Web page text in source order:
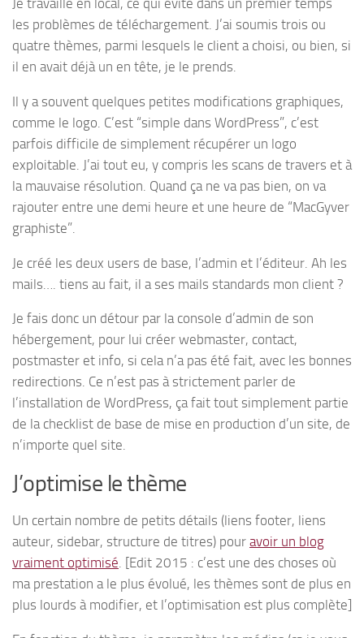
Je travaille en local, ce qui évite dans un premier temps
les problèmes de téléchargement. J’ai soumis trois ou
quatre thèmes, parmi lesquels le client a choisi, ou bien, si
il en avait déjà un en tête, je le prends.
Il y a souvent quelques petites modifications graphiques,
comme le logo. C’est “simple dans WordPress”, c’est
parfois difficile de simplement récupérer un logo
exploitable. J’ai tout eu, y compris les scans de travers et à
la mauvaise résolution. Quand ça ne va pas bien, on va
rajouter entre une demi heure et une heure de “MacGyver
graphiste”.
Je créé les deux users de base, l’admin et l’éditeur. Ah les
mails…. tiens au fait, il a ses mails standards mon client ?
Je fais donc un détour par la console d’admin de son
hébergement, pour lui créer webmaster, contact,
postmaster et info, si cela n’a pas été fait, avec les bonnes
redirections. Ce n’est pas à strictement parler de
l’installation de WordPress, ça fait tout simplement partie
de la checklist de base de mise en production d’un site, de
n’importe quel site.
J’optimise le thème
Un certain nombre de petits détails (liens footer, liens
auteur, sidebar, structure de titres) pour avoir un blog
vraiment optimisé. [Edit 2015 : c’est une des choses où
ma prestation a le plus évolué, les thèmes sont de plus en
plus lourds à modifier, et l’optimisation est plus complète]